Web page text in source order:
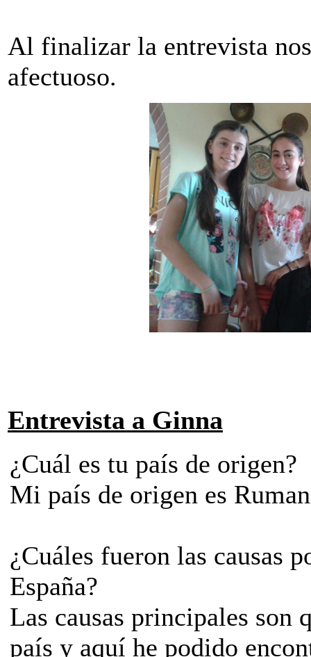
Al finalizar la entrevista
afectuoso.
Entrevista a Ginna
­¿Cuál es tu país de origen?
Mi país de origen es
­¿Cuáles fueron las causas
España?
Las causas principales son
país y aquí he podido